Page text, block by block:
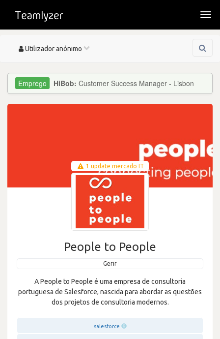
Toggle
Utilizador anónimo
HiBob: Customer Success Manager - Lisbon
1 update mercado IT
People to People
Gerir
A People to People é uma empresa de consultoria
portuguesa de Salesforce, nascida para abordar as questões
dos projetos de consultoria modernos.
salesforce